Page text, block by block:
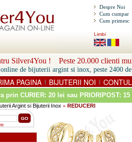
Despre Noi
Cum cumpar
Cum primesc
Limbi
Silver4You ! Peste 20.000 clienti
de bijuterii argint si inox, peste 2400
PAGINA | BIJUTERII NOI |
prin CURIER: 20 lei sau PRIORIPOST: 15
Argint si Bijuterii Inox » REDUCERI